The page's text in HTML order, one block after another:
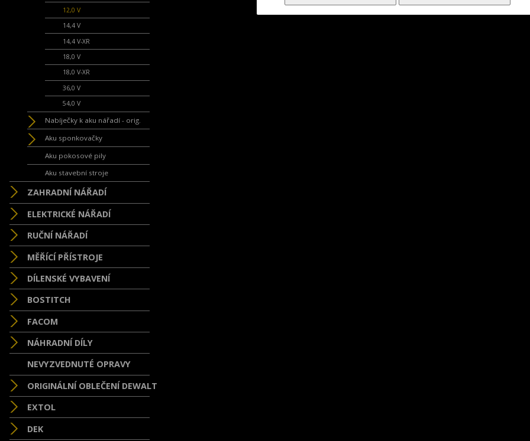
12,0 V
14,4 V
14,4 V-XR
18,0 V
18,0 V-XR
36,0 V
54,0 V
Nabíječky k aku nářadí - orig.
Aku sponkovačky
Aku pokosové pily
Aku stavební stroje
ZAHRADNÍ NÁŘADÍ
ELEKTRICKÉ NÁŘADÍ
RUČNÍ NÁŘADÍ
MĚŘÍCÍ PŘÍSTROJE
DÍLENSKÉ VYBAVENÍ
BOSTITCH
FACOM
NÁHRADNÍ DÍLY
NEVYZVEDNUTÉ OPRAVY
ORIGINÁLNÍ OBLEČENÍ DEWALT
EXTOL
DEK